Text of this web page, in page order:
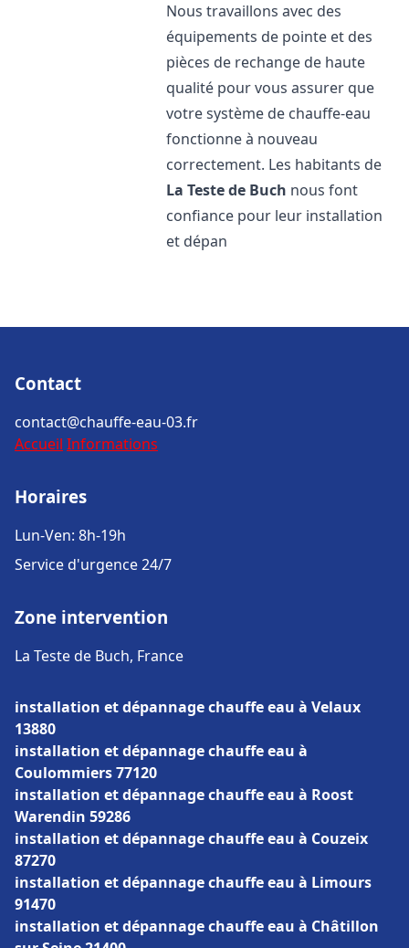
Nous travaillons avec des
équipements de pointe et des
pièces de rechange de haute
qualité pour vous assurer que
votre système de chauffe-eau
fonctionne à nouveau
correctement. Les habitants de
La Teste de Buch nous font
confiance pour leur installation
et dépan
Contact
contact@chauffe-eau-03.fr
Accueil Informations
Horaires
Lun-Ven: 8h-19h
Service d'urgence 24/7
Zone intervention
La Teste de Buch, France
installation et dépannage chauffe eau à Velaux
13880
installation et dépannage chauffe eau à
Coulommiers 77120
installation et dépannage chauffe eau à Roost
Warendin 59286
installation et dépannage chauffe eau à Couzeix
87270
installation et dépannage chauffe eau à Limours
91470
installation et dépannage chauffe eau à Châtillon